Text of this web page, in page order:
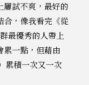
屢試不爽，最好的
合，像我看完《從
最優秀的人帶上
累一點，但藉由
累積一次又一次